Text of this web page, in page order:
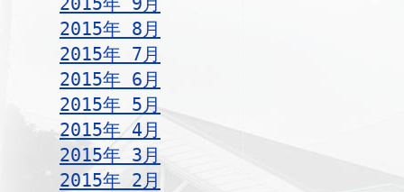
2015年 8月
2015年 7月
2015年 6月
2015年 5月
2015年 4月
2015年 3月
2015年 2月